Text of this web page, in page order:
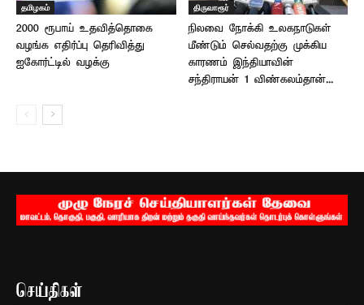
தமிழகம்
2000 ரூபாய் உதவித்தொகை
வழங்க எதிர்ப்பு தெரிவித்து
ஐகோர்ட்டில் வழக்கு
திருவாரூர்
நிலவை நோக்கி உலகநாடுகள்
மீண்டும் செல்வதற்கு முக்கிய
காரணம் இந்தியாவின்
சந்திராயன் 1 விண்கலம்தான்...
செய்திகள்